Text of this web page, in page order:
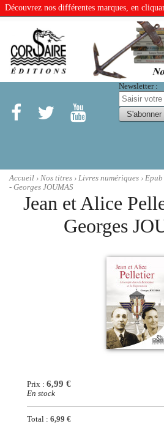
Découvrez nos différentes marques, en
Newsletter :
Accueil › Nos titres › Livres numériques › Epub
- Georges JOUMAS
Jean et Alice
Georges
Prix :6,99 €
En stock
Total :6,99 €